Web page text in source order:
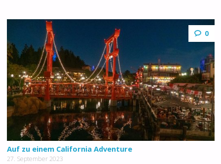
0
Auf zu einem California Adventure
27. September 2023